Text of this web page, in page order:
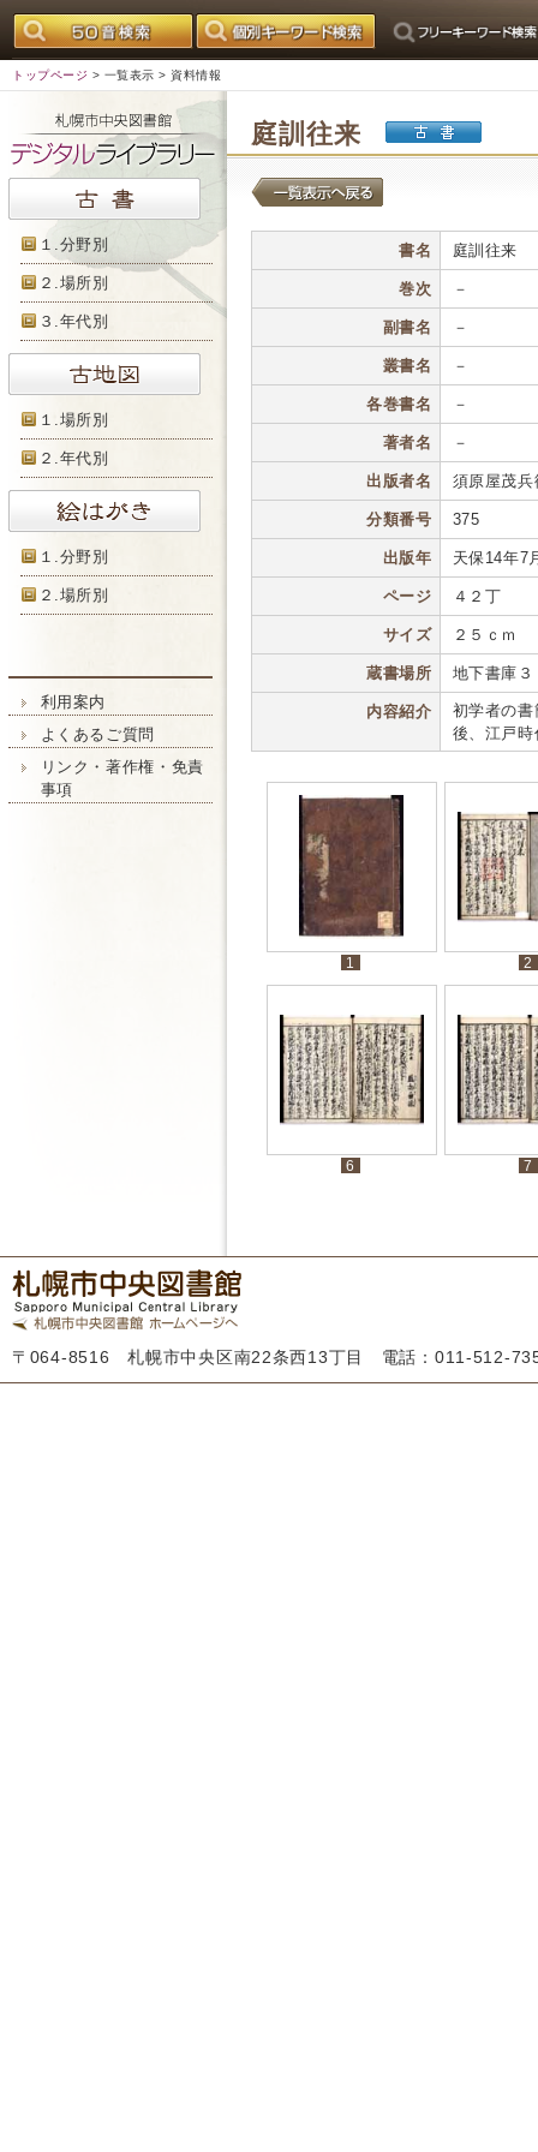
トップページ > 一覧表示 > 資料情報
１.分野別
２.場所別
３.年代別
１.場所別
２.年代別
１.分野別
２.場所別
利用案内
よくあるご質問
リンク・著作権・免責
事項
庭訓往来
書名 庭訓往来
巻次 －
副書名 －
叢書名 －
各巻書名 －
著者名 －
出版者名 須原屋茂
分類番号 375
出版年 天保14年7
ページ ４２丁
サイズ ２５ｃｍ
蔵書場所 地下書庫３
内容紹介
初学者の
後、江戸
1 2
6 7
〒064-8516 札幌市中央区南22条西13丁目 電話：011-512-